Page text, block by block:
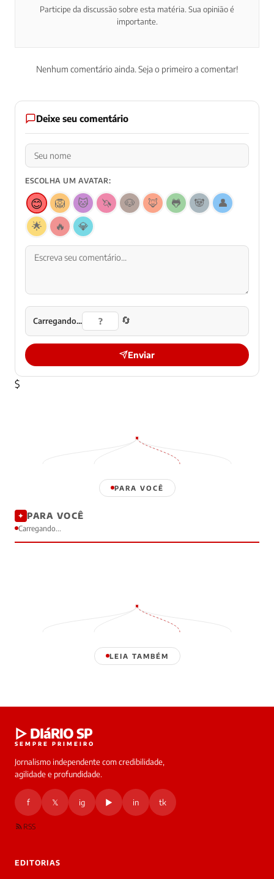
Participe da discussão sobre esta matéria. Sua opinião é
importante.
Nenhum comentário ainda. Seja o primeiro a comentar!
Deixe seu comentário
ESCOLHA UM AVATAR:
😊 🦁 🐱 🦄 🐶 🦊 🐸 🐼
👤
🌟
🔥 💎
Carregando... 🔄
Enviar
$
PARA VOCÊ
✦ PARA VOCÊ
Carregando...
LEIA TAMBÉM
online
▷ DIáRIO SP
SEMPRE PRIMEIRO
Jornalismo independente com credibilidade,
agilidade e profundidade.
f 𝕏 ig ▶ in tk
RSS
EDITORIAS